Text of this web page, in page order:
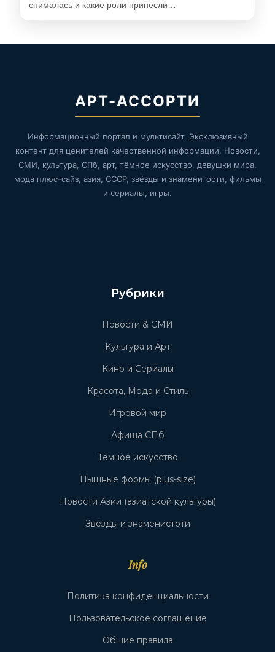
снималась и какие роли принесли…
АРТ-АССОРТИ
Информационный портал и мультисайт. Эксклюзивный
контент для ценителей качественной информации. Новости,
СМИ, культура, СПб, арт, тёмное искусство, девушки мира,
мода плюс-сайз, азия, СССР, звёзды и знаменитости, фильмы
и сериалы, игры.
Рубрики
Новости & СМИ
Культура и Арт
Кино и Сериалы
Красота, Мода и Стиль
Игровой мир
Афиша СПб
Тёмное искусство
Пышные формы (plus-size)
Новости Азии (азиатской культуры)
Звёзды и знаменистоти
Info
Политика конфиденциальности
Пользовательское соглашение
Общие правила